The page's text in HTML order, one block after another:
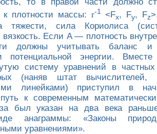
к плотности массы: r-1 <Fx, Fy, Fz
тяжести, сила Кориолиса
Если A — плотность
должны учитывать баланс и
потенциальной энергии.
систему уравнений в
(наняв штат вычислителей,
линейками) приступил в
к современным
был указан на два века
анаграммы: «Законы
уравнениями».